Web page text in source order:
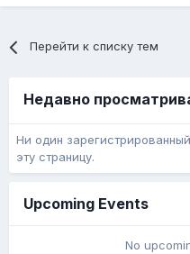
Перейти к списку тем
Недавно
Ни один
эту страницу.
Upcoming Events
No